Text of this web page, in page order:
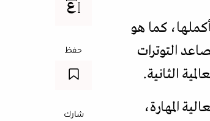
كما هو
التوترات
الثانية.
المهارة،
حفظ
شارك